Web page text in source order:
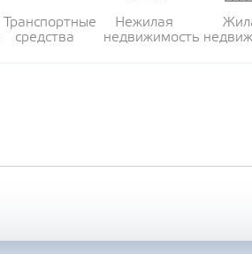
Транспортные
средства
Нежилая
недвижимость